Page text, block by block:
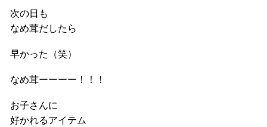
次の日も
なめ茸だしたら
早かった（笑）
なめ茸ーーーー！！！
お子さんに
好かれるアイテム